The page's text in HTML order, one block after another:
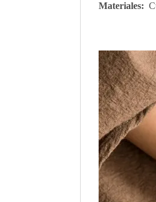
Materiales: